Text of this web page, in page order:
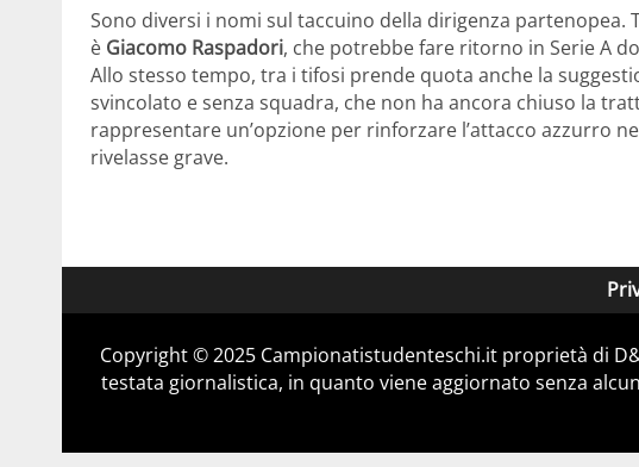
Sono diversi i nomi sul taccuino della dirigenza partenopea.
è Giacomo Raspadori, che potrebbe fare ritorno in Serie A
Allo stesso tempo, tra i tifosi prende quota anche la
svincolato e senza squadra, che non ha ancora chiuso la
rappresentare un’opzione per rinforzare l’attacco azzurro
rivelasse grave.
Copyright © 2025 Campionatistudenteschi.it proprietà di
testata giornalistica, in quanto viene aggiornato senza